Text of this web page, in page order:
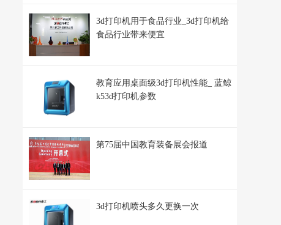
3d打印机用于食品行业_3d打印机给
食品行业带来便宜
教育应用桌面级3d打印机性能_ 蓝鲸
k53d打印机参数
第75届中国教育装备展会报道
3d打印机喷头多久更换一次